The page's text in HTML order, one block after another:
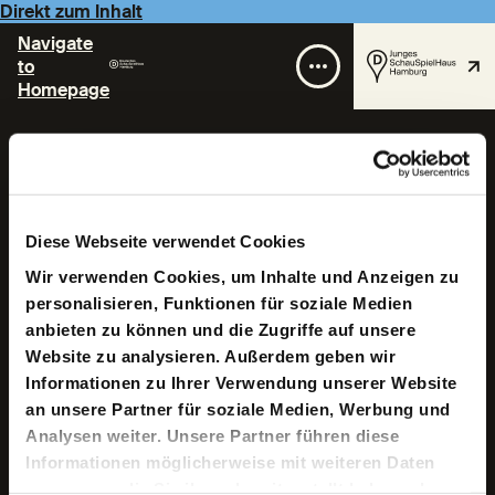
Diese Webseite verwendet Cookies
Wir verwenden Cookies, um Inhalte und Anzeigen zu
personalisieren, Funktionen für soziale Medien
anbieten zu können und die Zugriffe auf unsere
Website zu analysieren. Außerdem geben wir
Informationen zu Ihrer Verwendung unserer Website
an unsere Partner für soziale Medien, Werbung und
Analysen weiter. Unsere Partner führen diese
Informationen möglicherweise mit weiteren Daten
Direkt zum Inhalt
Navigate
to
Homepage
Phillip Hohenwarter
Phillip Hohenwarter ist Videoartist und arbeitet sowohl in
den freien darstellenden Künsten als auch an Stadt- und
Staatstheatern, u.a. am HAU, am Deutschen Theater und
am Maxim Gorki Theater in Berlin, auf Kampnagel und
am Thalia Theater in Hamburg und an den Münchner
Kammerspielen. Er wurde in Wien geboren und hat dort
an der Universität für Angewandte Kunst